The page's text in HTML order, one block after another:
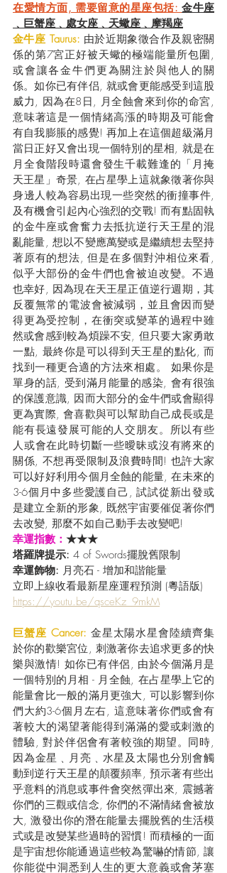
在愛情方面, 需要留意的星座包括: 金牛座
﹑巨蟹座﹑處女座﹑天蠍座﹑摩羯座
金牛座 Taurus: 由於近期象徵合作及親密關
係的第7宮正好被天蠍的極端能量所包圍,
或會讓各金牛們更為關注於與他人的關
係。如你已有伴侣, 就或會更能感受到這股
威力, 因為在8日, 月全蝕會來到你的命宮,
意味著這是一個情緒高漲的時期及可能會
有自我膨脹的感覺! 再加上在這個超級滿月
當日正好又會出現一個特別的星相, 就是在
月全食階段時還會發生千載難逢的「月掩
天王星」奇景, 在占星學上這就象徵著你與
身邊人較為容易出現一些突然的衝撞事件,
及有機會引起內心強烈的交戰! 而有點固執
的金牛座或會奮力去抵抗逆行天王星的混
亂能量, 想以不變應萬變或是繼續想去堅持
著原有的想法, 但是在多個對沖相位來看,
似乎大部份的金牛們也會被迫改變。不過
也幸好, 因為現在天王星正值逆行週期，其
反覆無常的電波會被減弱，並且會因而變
得更為受控制，在衝突或變革的過程中雖
然或會感到較為煩躁不安, 但只要大家勇敢
一點, 最終你是可以得到天王星的點化, 而
找到一種更合適的方法來相處。 如果你是
單身的話, 受到滿月能量的感染, 會有很強
的保護意識, 因而大部分的金牛們或會顯得
更為實際, 會喜歡與可以幫助自己成長或是
能有長遠發展可能的人交朋友。所以有些
人或會在此時切斷一些曖昧或沒有將來的
關係, 不想再受限制及浪費時間! 也許大家
可以好好利用今個月全蝕的能量, 在未來的
3-6個月中多些愛護自己, 試試從新出發或
是建立全新的形象, 既然宇宙要催促著你們
去改變, 那麼不如自己動手去改變吧!
幸運指數： ★★★
塔羅牌提示: 4 of Swords擺脫舊限制
幸運飾物: 月亮石 - 增加和諧能量
立即上線收看最新星座運程預測 (粵語版)
https://youtu.be/qsceKz_9mkM
巨蟹座 Cancer: 金星太陽水星會陸續齊集
於你的歡樂宮位, 刺激著你去追求更多的快
樂與激情! 如你已有伴侶, 由於今個滿月是
一個特別的月相 - 月全蝕, 在占星學上它的
能量會比一般的滿月更強大, 可以影響到你
們大約3-6個月左右, 這意味著你們或會有
著較大的渴望著能得到滿滿的愛或刺激的
體驗, 對於伴侶會有著較強的期望。同時,
因為金星﹑月亮﹑水星及太陽也分別會觸
動到逆行天王星的顛覆頻率, 預示著有些出
乎意料的消息或事件會突然彈出來, 震撼著
你們的三觀或信念, 你們的不滿情緒會被放
大, 激發出你的潛在能量去擺脫舊的生活模
式或是改變某些過時的習慣! 而積極的一面
是宇宙想你能通過這些較為驚嚇的情節, 讓
你能從中洞悉到人生的更大意義或會茅塞